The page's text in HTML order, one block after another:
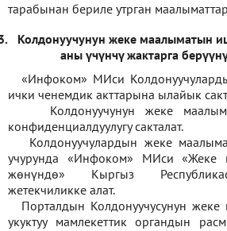
тарабынан бериле утрган
Колдонуучунун жеке маалыматын
аны үчүнчү жактарга
«Инфоком» МИси
ички ченемдик акттарына ылайык
Колдонуучунун жеке
конфиденциалдуулугу сакталат.
Колдонуучулардын жеке
учурунда «Инфоком» МИси«Жеке
жөнүндө» Кыргыз
жетекчиликке алат.
Порталдын Колдонуучусунун
укуктуу мамлекеттик органдын